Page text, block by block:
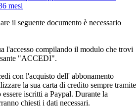
mesi
il seguente documento è necessario
l'accesso compilando il modulo che trovi
"ACCEDI".
con l'acquisto dell' abbonamento
la sua carta di credito sempre tramite
iscritti a Paypal. Durante la
chiesti i dati necessari.